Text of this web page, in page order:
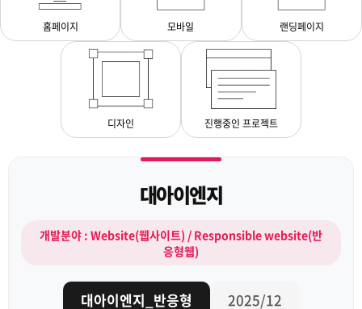
홈페이지 모바일 랜딩페이지
디자인 진행중인 프로젝트
대아이엔지
개발분야 : Website(웹사이트) / Responsible website(반
응형웹)
대아이엔지_반응형 2025/12